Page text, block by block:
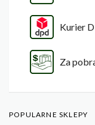
Kurier
Za
POPULARNE SKLEPY